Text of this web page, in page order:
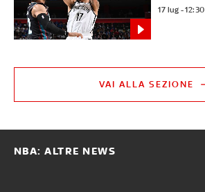
17 lug - 12:30
VAI ALLA SEZIONE
NBA: ALTRE NEWS